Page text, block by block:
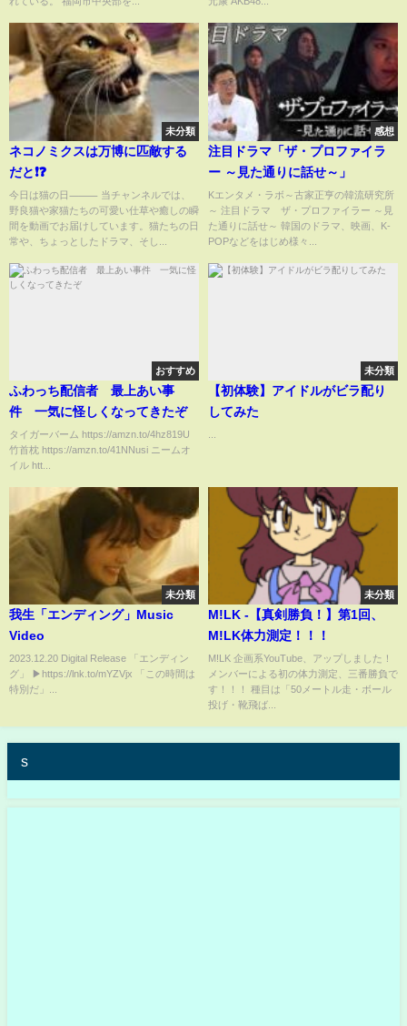
未分類
ネコノミクスは万博に匹敵する
だと❗️❓️
今日は猫の日⸻ 当チャンネルでは、
野良猫や家猫たちの可愛い仕草や癒しの瞬
間を動画でお届けしています。猫たちの日
常や、ちょっとしたドラマ、そし...
感想
注目ドラマ「ザ・プロファイラ
ー ～見た通りに話せ～」
Kエンタメ・ラボ～古家正亨の韓流研究所
～ 注目ドラマ ザ・プロファイラー ～見
た通りに話せ～ 韓国のドラマ、映画、K-
POPなどをはじめ様々...
おすすめ
ふわっち配信者 最上あい事
件 一気に怪しくなってきたぞ
タイガーバーム https://amzn.to/4hz819U
竹首枕 https://amzn.to/41NNusi ニームオ
イル htt...
未分類
【初体験】アイドルがビラ配り
してみた
未分類
我生「エンディング」Music
Video
2023.12.20 Digital Release 「エンディン
グ」 ▶︎https://lnk.to/mYZVjx 「この時間は
特別だ」...
未分類
M!LK -【真剣勝負！】第1回、
M!LK体力測定！！！
M!LK 企画系YouTube、アップしました！
メンバーによる初の体力測定、三番勝負で
す！！！ 種目は「50メートル走・ボール
投げ・靴飛ば...
s